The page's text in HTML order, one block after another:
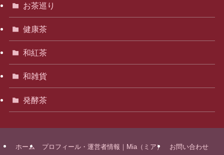
お茶巡り
健康茶
和紅茶
和雑貨
発酵茶
ホーム プロフィール・運営者情報｜Mia（ミア） お問い合わせ